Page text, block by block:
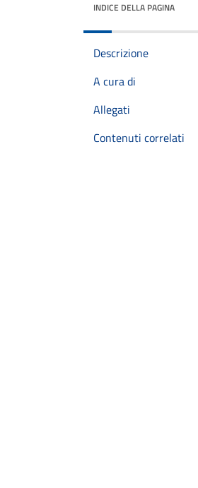
INDICE DELLA PAGINA
Descrizione
A cura di
Allegati
Contenuti correlati